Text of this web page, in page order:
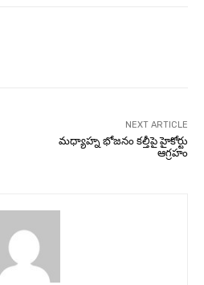
NEXT ARTICLE
మధ్యాహ్న భోజనం కల్తీపై హైకోర్టు
ఆగ్రహం